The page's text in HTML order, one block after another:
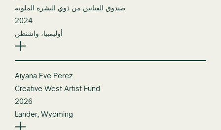
صندوق الفنانين من ذوي البشرة الملونة
2024
أوليمبيا، واشنطن
Aiyana Eve Perez
Creative West Artist Fund
2026
Lander, Wyoming